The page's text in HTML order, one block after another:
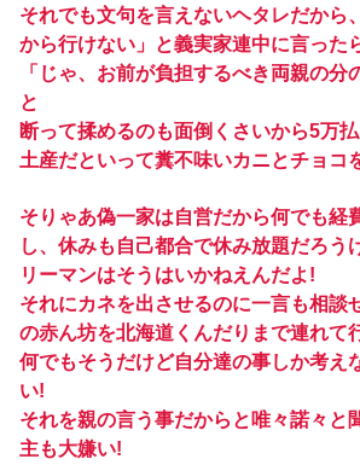
それでも文句を言えないヘタレだから
から行けない」と義実家連中に言った
「じゃ、お前が負担するべき両親の分
と
断って揉めるのも面倒くさいから5万
土産だといって糞不味いカニとチョコ
そりゃあ偽一家は自営だから何でも経
し、休みも自己都合で休み放題だろう
リーマンはそうはいかねえんだよ!
それにカネを出させるのに一言も相談
の赤ん坊を北海道くんだりまで連れて
何でもそうだけど自分達の事しか考
い!
それを親の言う事だからと唯々諾々と
主も大嫌い!